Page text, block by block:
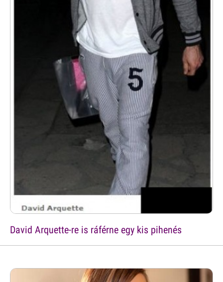
David Arquette-re is ráférne egy kis pihenés